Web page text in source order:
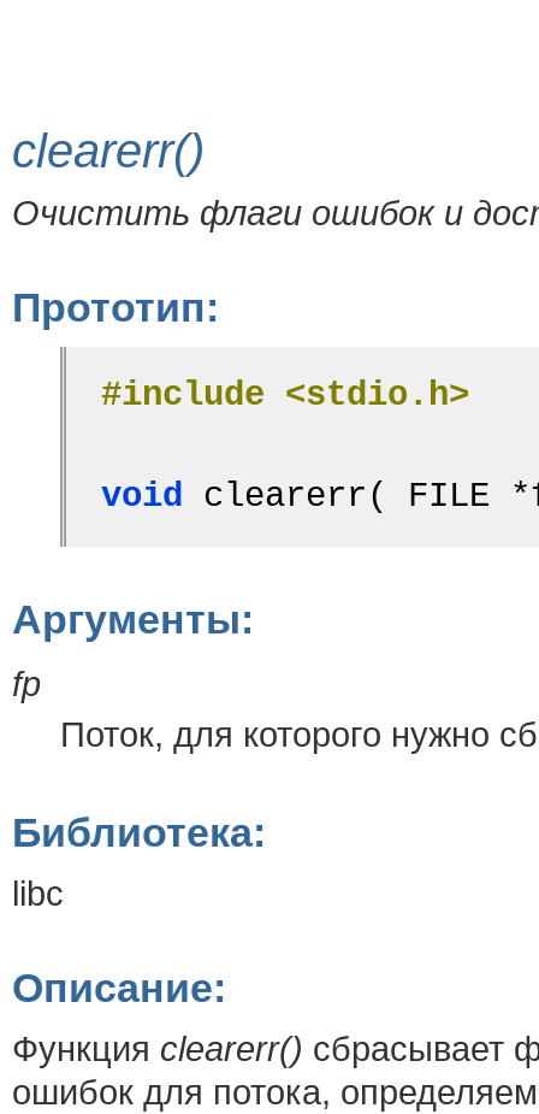
clearerr()
Очистить флаги ошибок и
Прототип:
#include <stdio.h>
void clearerr( FILE
Аргументы:
fp
Поток, для которого нужно
Библиотека:
libc
Описание:
Функция clearerr() сбрасывает
ошибок для потока,